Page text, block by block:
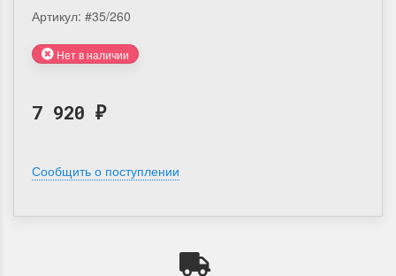
Артикул: #35/260
Нет в наличии
7 920 ₽
Сообщить о поступлении